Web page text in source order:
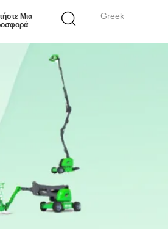
Greek
Μια